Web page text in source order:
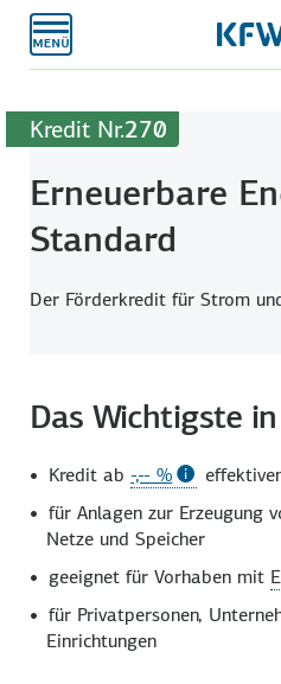
Kredit Nr.270
Erneuerbare
Standard
Der Förderkredit für Strom
Das Wichtigste
Kredit ab -,-- %
für Anlagen zur Erzeugung
Netze und Speicher
geeignet für Vorhaben mit
für Privatpersonen,
Einrichtungen